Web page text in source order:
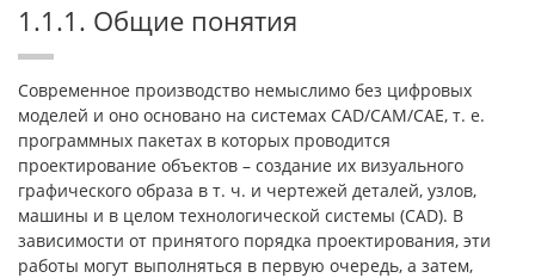
1.1.1. Общие понятия
Современное производство немыслимо без цифровых
моделей и оно основано на системах CAD/CAM/CAE, т. е.
программных пакетах в которых проводится
проектирование объектов – создание их визуального
графического образа в т. ч. и чертежей деталей, узлов,
машины и в целом технологической системы (CAD). В
зависимости от принятого порядка проектирования, эти
работы могут выполняться в первую очередь, а затем,